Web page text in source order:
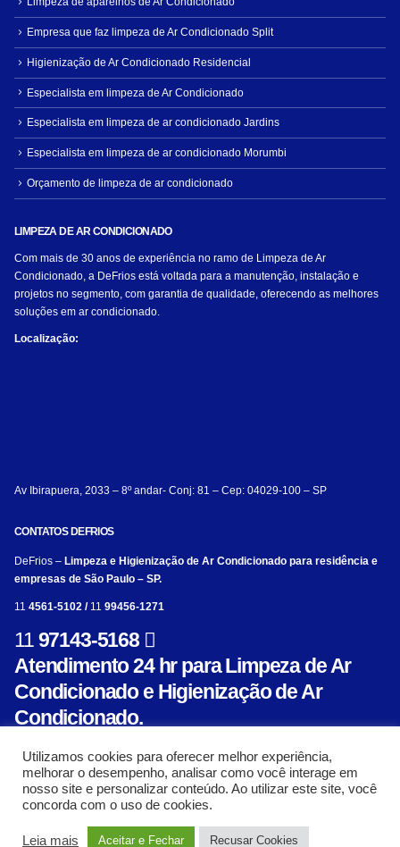
Empresa que faz limpeza de Ar Condicionado Split
Higienização de Ar Condicionado Residencial
Especialista em limpeza de Ar Condicionado
Especialista em limpeza de ar condicionado Jardins
Especialista em limpeza de ar condicionado Morumbi
Orçamento de limpeza de ar condicionado
LIMPEZA DE AR CONDICIONADO
Com mais de 30 anos de experiência no ramo de Limpeza de Ar
Condicionado, a DeFrios está voltada para a manutenção, instalação e
projetos no segmento, com garantia de qualidade, oferecendo as melhores
soluções em ar condicionado.
Localização:
Av Ibirapuera, 2033 – 8º andar- Conj: 81 – Cep: 04029-100 – SP
CONTATOS DEFRIOS
DeFrios – Limpeza e Higienização de Ar Condicionado para residência e
empresas de São Paulo – SP.
11 4561-5102 / 11 99456-1271
1197143-5168
Atendimento 24 hr para Limpeza de Ar
Condicionado e Higienização de Ar
Condicionado.
© Limpeza e Higienização de aparelho de ar condicionado para residência e empresa
- Defrios 2018. Criado com ❤ por:AL Mídia Digital
Utilizamos cookies para oferecer melhor experiência,
melhorar o desempenho, analisar como você interage em
nosso site e personalizar conteúdo. Ao utilizar este site, você
concorda com o uso de cookies.
Leia mais Aceitar e Fechar Recusar Cookies